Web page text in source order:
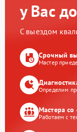
у Вас
С выездом
Срочный
Мастер
Определим
Мастера со
Работаем с